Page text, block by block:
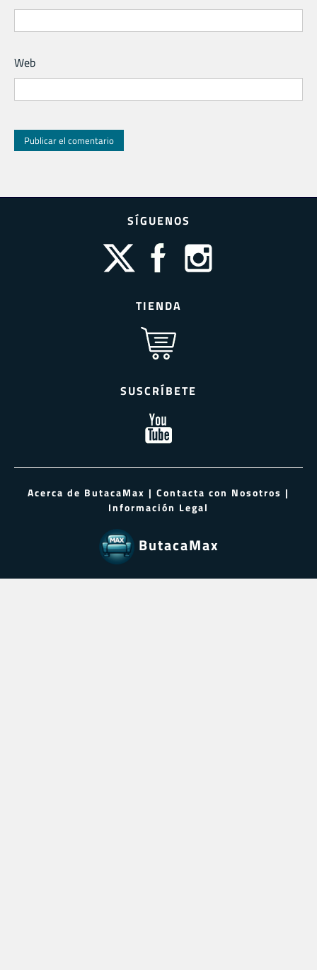
Web
SÍGUENOS
TIENDA
SUSCRÍBETE
Acerca de ButacaMax | Contacta con Nosotros |
Información Legal
ButacaMax